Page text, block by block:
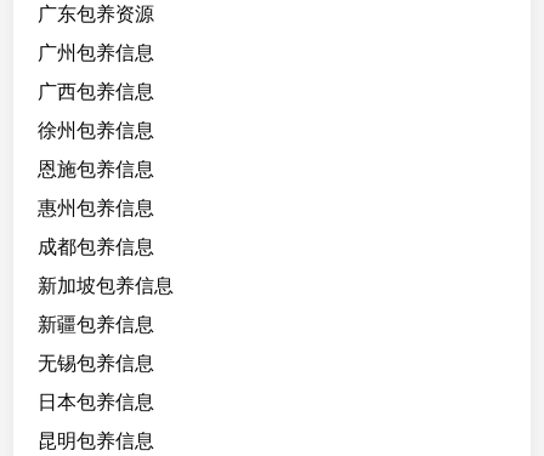
广东包养资源
广州包养信息
广西包养信息
徐州包养信息
恩施包养信息
惠州包养信息
成都包养信息
新加坡包养信息
新疆包养信息
无锡包养信息
日本包养信息
昆明包养信息